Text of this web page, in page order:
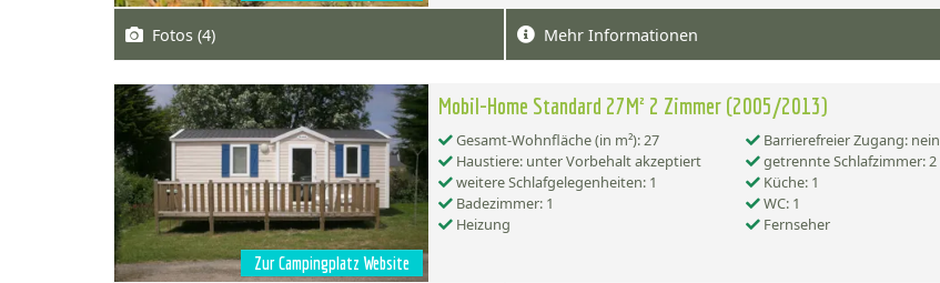
Fotos (4) Mehr Informationen
Zur Campingplatz Website
Mobil-Home Standard 27M² 2 Zimmer (2005/2013)
Gesamt-Wohnfläche (in m²): 27
Barrierefreier Zugang: nein
Haustiere: unter Vorbehalt akzeptiert
getrennte Schlafzimmer: 2
weitere Schlafgelegenheiten: 1
Küche: 1
Badezimmer: 1
WC: 1
Heizung
Fernseher